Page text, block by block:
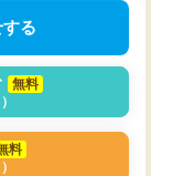
る
無料
料